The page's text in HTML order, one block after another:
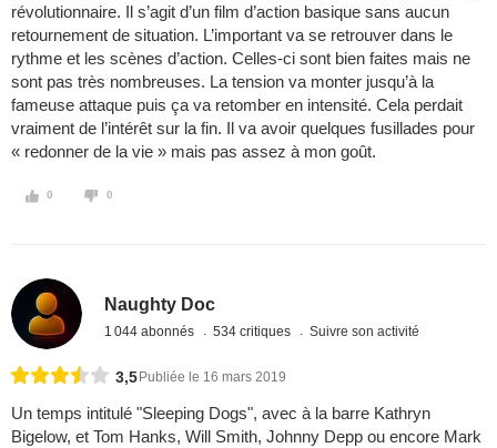
révolutionnaire. Il s’agit d’un film d’action basique sans aucun
retournement de situation. L’important va se retrouver dans le
rythme et les scènes d’action. Celles-ci sont bien faites mais ne
sont pas très nombreuses. La tension va monter jusqu’à la
fameuse attaque puis ça va retomber en intensité. Cela perdait
vraiment de l’intérêt sur la fin. Il va avoir quelques fusillades pour
« redonner de la vie » mais pas assez à mon goût.
0 0
Naughty Doc
1 044 abonnés 534 critiques Suivre son activité
3,5 Publiée le 16 mars 2019
Un temps intitulé "Sleeping Dogs", avec à la barre Kathryn
Bigelow, et Tom Hanks, Will Smith, Johnny Depp ou encore Mark